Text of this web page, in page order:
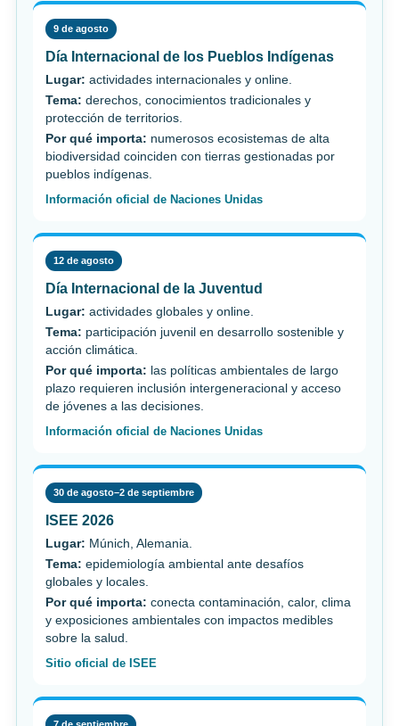
9 de agosto
Día Internacional de los Pueblos Indígenas
Lugar: actividades internacionales y online.
Tema: derechos, conocimientos tradicionales y
protección de territorios.
Por qué importa: numerosos ecosistemas de alta
biodiversidad coinciden con tierras gestionadas por
pueblos indígenas.
Información oficial de Naciones Unidas
12 de agosto
Día Internacional de la Juventud
Lugar: actividades globales y online.
Tema: participación juvenil en desarrollo sostenible y
acción climática.
Por qué importa: las políticas ambientales de largo
plazo requieren inclusión intergeneracional y acceso
de jóvenes a las decisiones.
Información oficial de Naciones Unidas
30 de agosto–2 de septiembre
ISEE 2026
Lugar: Múnich, Alemania.
Tema: epidemiología ambiental ante desafíos
globales y locales.
Por qué importa: conecta contaminación, calor, clima
y exposiciones ambientales con impactos medibles
sobre la salud.
Sitio oficial de ISEE